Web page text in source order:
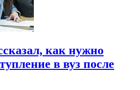
как нужно
в вуз после